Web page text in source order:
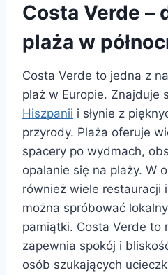
Costa Verde –
plaża w
Costa Verde to jedna z
plaż w Europie. Znajduje
Hiszpanii i słynie z
przyrody. Plaża oferuje
spacery po wydmach,
opalanie się na plaży. W
również wiele restauracji
można spróbować
pamiątki. Costa Verde to
zapewnia spokój i
osób szukających